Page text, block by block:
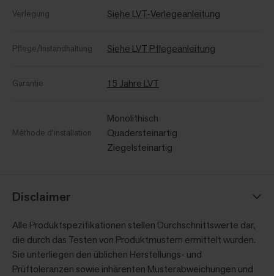
Verlegung Siehe LVT-Verlegeanleitung
Pflege/Instandhaltung Siehe LVT Pflegeanleitung
Garantie 15 Jahre LVT
Méthode d'installation
Monolithisch
Quadersteinartig
Ziegelsteinartig
Disclaimer
Alle Produktspezifikationen stellen Durchschnittswerte dar,
die durch das Testen von Produktmustern ermittelt wurden.
Sie unterliegen den üblichen Herstellungs- und
Prüftoleranzen sowie inhärenten Musterabweichungen und